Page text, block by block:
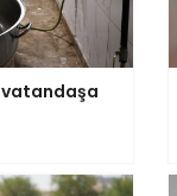
vatandaşa